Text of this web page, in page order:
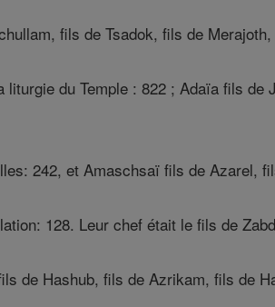
fils de Tsadok, fils de
liturgie du Temple : 822 ; Adaïa fils
242, et Amaschsaï fils de Azarel,
128. Leur chef était le fils de
de Hashub, fils de Azrikam, fils de